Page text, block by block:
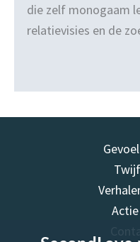
die zelf monogaam
relatievisies en de